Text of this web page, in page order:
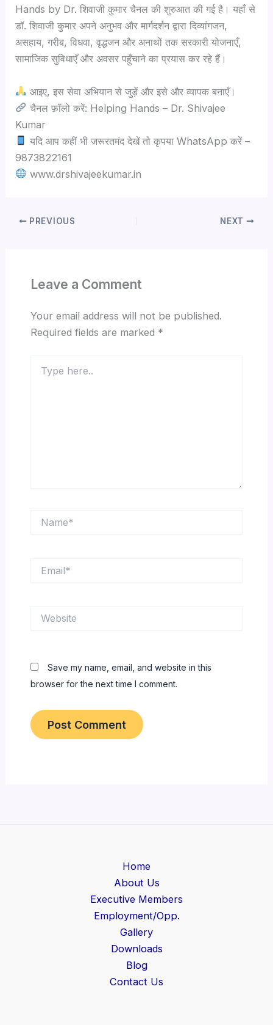
Hands by Dr. शिवाजी कुमार चैनल की शुरुआत की गई है। यहाँ से
डॉ. शिवाजी कुमार अपने अनुभव और मार्गदर्शन द्वारा दिव्यांगजन,
असहाय, गरीब, विधवा, वृद्धजन और अनाथों तक सरकारी योजनाएँ,
सामाजिक सुविधाएँ और अवसर पहुँचाने का प्रयास कर रहे हैं।
आइए, इस सेवा अभियान से जुड़ें और इसे और व्यापक बनाएँ।
चैनल फ़ॉलो करें: Helping Hands – Dr. Shivajee
Kumar
यदि आप कहीं भी जरूरतमंद देखें तो कृपया WhatsApp करें –
9873822161
www.drshivajeekumar.in
PREVIOUS NEXT
Leave a Comment
Your email address will not be published.
Required fields are marked *
here..
Save my name, email, and website in this
browser for the next time I comment.
Home
About Us
Executive Members
Employment/Opp.
Gallery
Downloads
Blog
Contact Us